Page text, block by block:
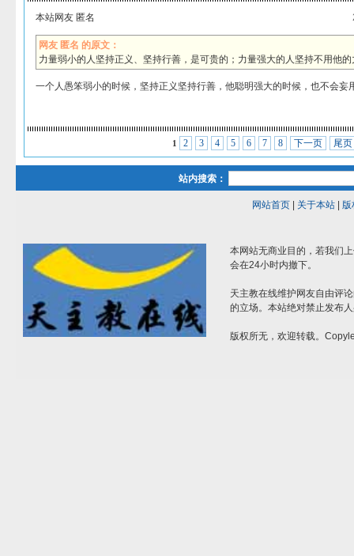
本站网友 匿名
网友 匿名 的原文：
力量弱小的人坚持正义、坚持行善，是可贵的；力量强大的人坚持不用他
一个人愚笨弱小的时候，坚持正义坚持行善，他聪明强大的时候，也不会妄
1 2 3 4 5 6 7 8 下一页 尾页
站内搜索：
网站首页| 关于本站| 版
本网站无商业目的，若我们
会在24小时内撤下。
天主教在线维护网友自由评
的立场。本站绝对禁止发布
版权所无，欢迎转载。